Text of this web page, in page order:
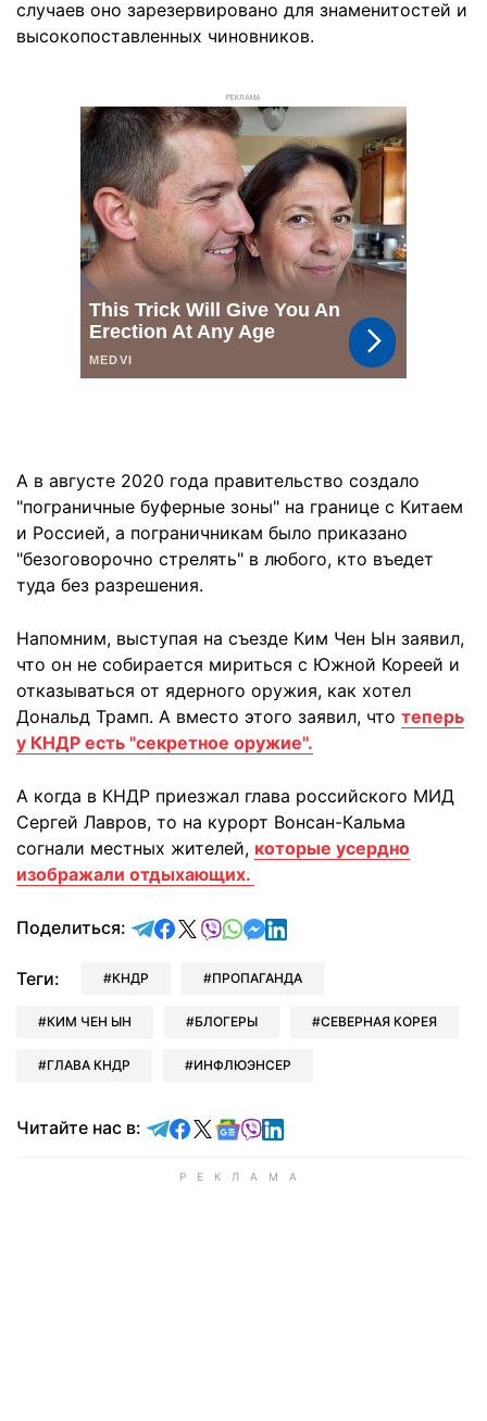
случаев оно зарезервировано для знаменитостей и
высокопоставленных чиновников.
РЕКЛАМА
А в августе 2020 года правительство создало
"пограничные буферные зоны" на границе с Китаем
и Россией, а пограничникам было приказано
"безоговорочно стрелять" в любого, кто въедет
туда без разрешения.
Напомним, выступая на съезде Ким Чен Ын заявил,
что он не собирается мириться с Южной Кореей и
отказываться от ядерного оружия, как хотел
Дональд Трамп. А вместо этого заявил, что теперь
у КНДР есть "секретное оружие".
А когда в КНДР приезжал глава российского МИД
Сергей Лавров, то на курорт Вонсан-Кальма
согнали местных жителей, которые усердно
изображали отдыхающих.
Поделиться: отправить в Telegram
поделиться в Facebook
поделиться в X
отправить в Viber
отправить в Whatsapp
отправить в Messenger
отправить в LinkedIn
Теги: КНДР ПРОПАГАНДА
КИМ ЧЕН ЫН БЛОГЕРЫ СЕВЕРНАЯ КОРЕЯ
ГЛАВА КНДР ИНФЛЮЭНСЕР
Читайте нас в: Читайте в Telegram
Читайте в Facebook
Читайте в X
Читайте в Google news
Читайте в Viber
Читайте в LinkedIn